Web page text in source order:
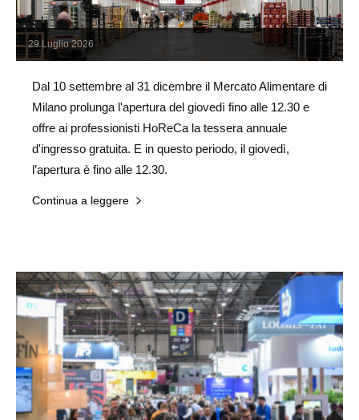
29 Luglio 2026
Dal 10 settembre al 31 dicembre il Mercato Alimentare di
Milano prolunga l'apertura del giovedì fino alle 12.30 e
offre ai professionisti HoReCa la tessera annuale
d'ingresso gratuita. E in questo periodo, il giovedì,
l’apertura è fino alle 12.30.
Continua a leggere